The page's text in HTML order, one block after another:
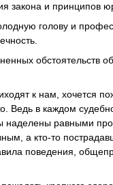
закона и принципов
голову и
обстоятельств
к нам, хочется
Ведь в каждом
наделены равными
а кто-то
поведения,